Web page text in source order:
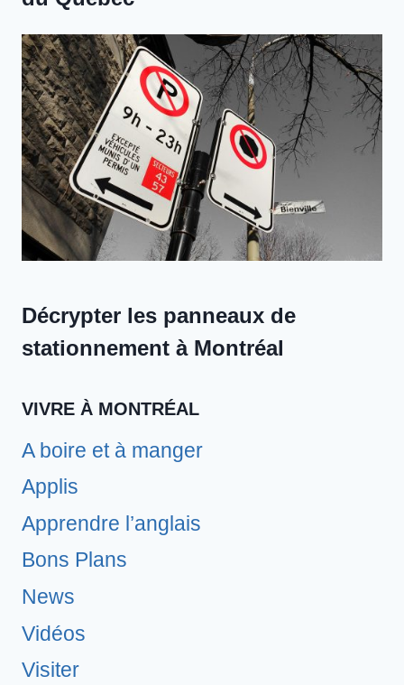
Décrypter les panneaux de
stationnement à Montréal
VIVRE À MONTRÉAL
A boire et à manger
Applis
Apprendre l’anglais
Bons Plans
News
Vidéos
Visiter